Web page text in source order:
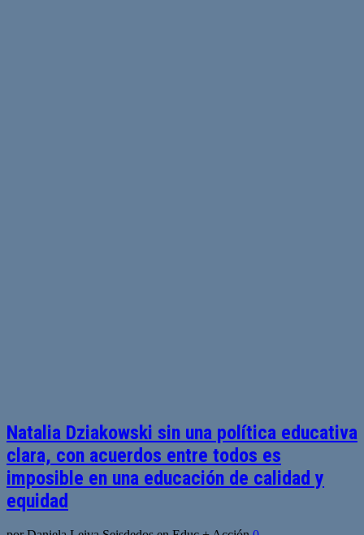
Natalia Dziakowski sin una política educativa
clara, con acuerdos entre todos es
imposible en una educación de calidad y
equidad